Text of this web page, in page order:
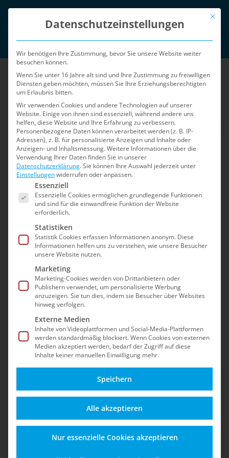
Zum
Login
Menü
Mit
Datenschutzeinstellungen
Wir benötigen Ihre Zustimmung, bevor Sie unsere Website weiter
besuchen können.
Wenn Sie unter 16 Jahre alt sind und Ihre Zustimmung zu freiwilligen
Diensten geben möchten, müssen Sie Ihre Erziehungsberechtigten
um Erlaubnis bitten.
Wir verwenden Cookies und andere Technologien auf unserer
Website. Einige von ihnen sind essenziell, während andere uns
helfen, diese Website und Ihre Erfahrung zu verbessern.
Personenbezogene Daten können verarbeitet werden (z. B. IP-
Adressen), z. B. für personalisierte Anzeigen und Inhalte oder
Anzeigen- und Inhaltsmessung.Weitere Informationen über die
Verwendung Ihrer Daten finden Sie in unserer
Datenschutzerklärung.Sie können Ihre Auswahl jederzeit unter
Einstellungenwiderrufen oder anpassen.
Es folgt eine Liste der Service-Gruppen, für die
Essenziell
Essenzielle Cookies ermöglichen grundlegende Funktionen
und sind für die einwandfreie Funktion der Website
erforderlich.
Statistiken
Statistik Cookies erfassen Informationen anonym. Diese
Informationen helfen uns zu verstehen, wie unsere Besucher
unsere Website nutzen.
Marketing
Marketing-Cookies werden von Drittanbietern oder
Publishern verwendet, um personalisierte Werbung
anzuzeigen. Sie tun dies, indem sie Besucher über Websites
hinweg verfolgen.
Externe Medien
Inhalte von Videoplattformen und Social-Media-Plattformen
werden standardmäßig blockiert. Wenn Cookies von externen
Medien akzeptiert werden, bedarf der Zugriff auf diese
Inhalte keiner manuellen Einwilligung mehr.
Speichern
Alle akzeptieren
Nur essenzielle Cookies akzeptieren